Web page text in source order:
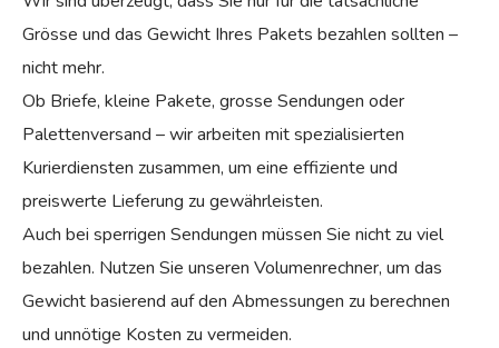
Grösse und das Gewicht Ihres Pakets bezahlen sollten –
nicht mehr.
Ob Briefe, kleine Pakete, grosse Sendungen oder
Palettenversand – wir arbeiten mit spezialisierten
Kurierdiensten zusammen, um eine effiziente und
preiswerte Lieferung zu gewährleisten.
Auch bei sperrigen Sendungen müssen Sie nicht zu viel
bezahlen. Nutzen Sie unseren Volumenrechner, um das
Gewicht basierend auf den Abmessungen zu berechnen
und unnötige Kosten zu vermeiden.